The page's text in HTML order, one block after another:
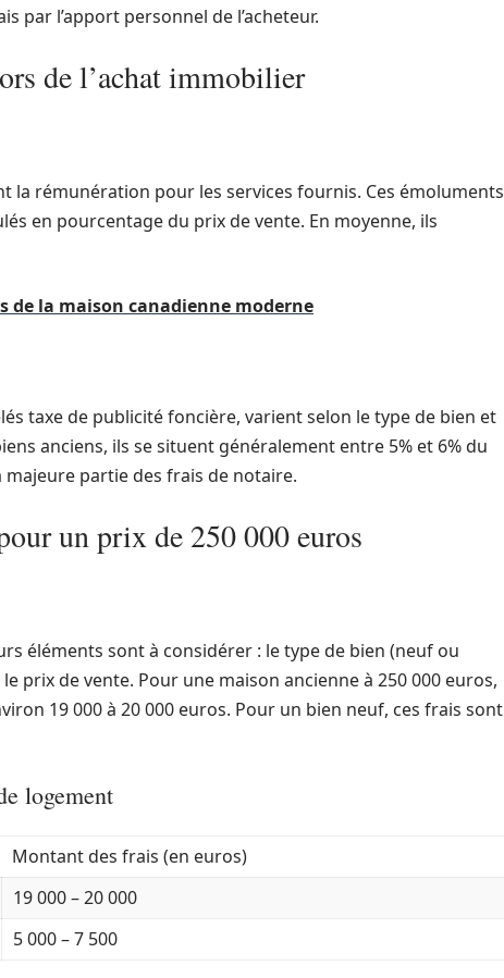
par l’apport personnel de l’acheteur.
de l’achat immobilier
la rémunération pour les services fournis. Ces émoluments
en pourcentage du prix de vente. En moyenne, ils
de la maison canadienne moderne
taxe de publicité foncière, varient selon le type de bien et
anciens, ils se situent généralement entre 5% et 6% du
partie des frais de notaire.
un prix de 250 000 euros
éléments sont à considérer : le type de bien (neuf ou
prix de vente. Pour une maison ancienne à 250 000 euros,
19 000 à 20 000 euros. Pour un bien neuf, ces frais sont
logement
Montant des frais (en euros)
19 000 – 20 000
5 000 – 7 500